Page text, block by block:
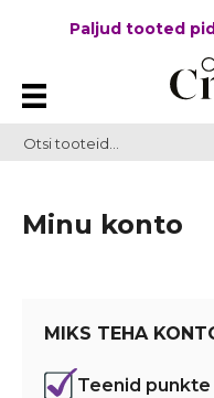
Paljud tooted
Minu konto
MIKS TEHA
Teenid